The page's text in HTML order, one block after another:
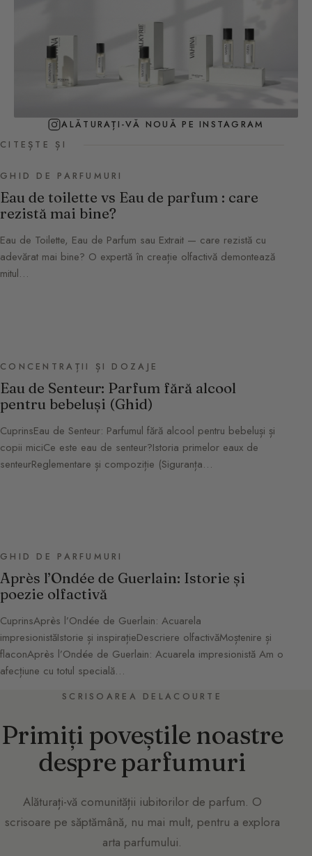
ALĂTURAȚI-VĂ NOUĂ PE INSTAGRAM
CITEȘTE ȘI
GHID DE PARFUMURI
Eau de toilette vs Eau de parfum : care
rezistă mai bine?
Eau de Toilette, Eau de Parfum sau Extrait — care rezistă cu
adevărat mai bine? O expertă în creație olfactivă demontează
mitul…
CONCENTRAȚII ȘI DOZAJE
Eau de Senteur: Parfum fără alcool
pentru bebeluși (Ghid)
CuprinsEau de Senteur: Parfumul fără alcool pentru bebeluși și
copii miciCe este eau de senteur?Istoria primelor eaux de
senteurReglementare și compoziție (Siguranța…
GHID DE PARFUMURI
Après l’Ondée de Guerlain: Istorie și
poezie olfactivă
CuprinsAprès l’Ondée de Guerlain: Acuarela
impresionistăIstorie și inspirațieDescriere olfactivăMoștenire și
flaconAprès l’Ondée de Guerlain: Acuarela impresionistă Am o
afecțiune cu totul specială…
SCRISOAREA DELACOURTE
Primiți poveștile noastre
despre parfumuri
Alăturați-vă comunității iubitorilor de parfum. O
scrisoare pe săptămână, nu mai mult, pentru a explora
arta parfumului.